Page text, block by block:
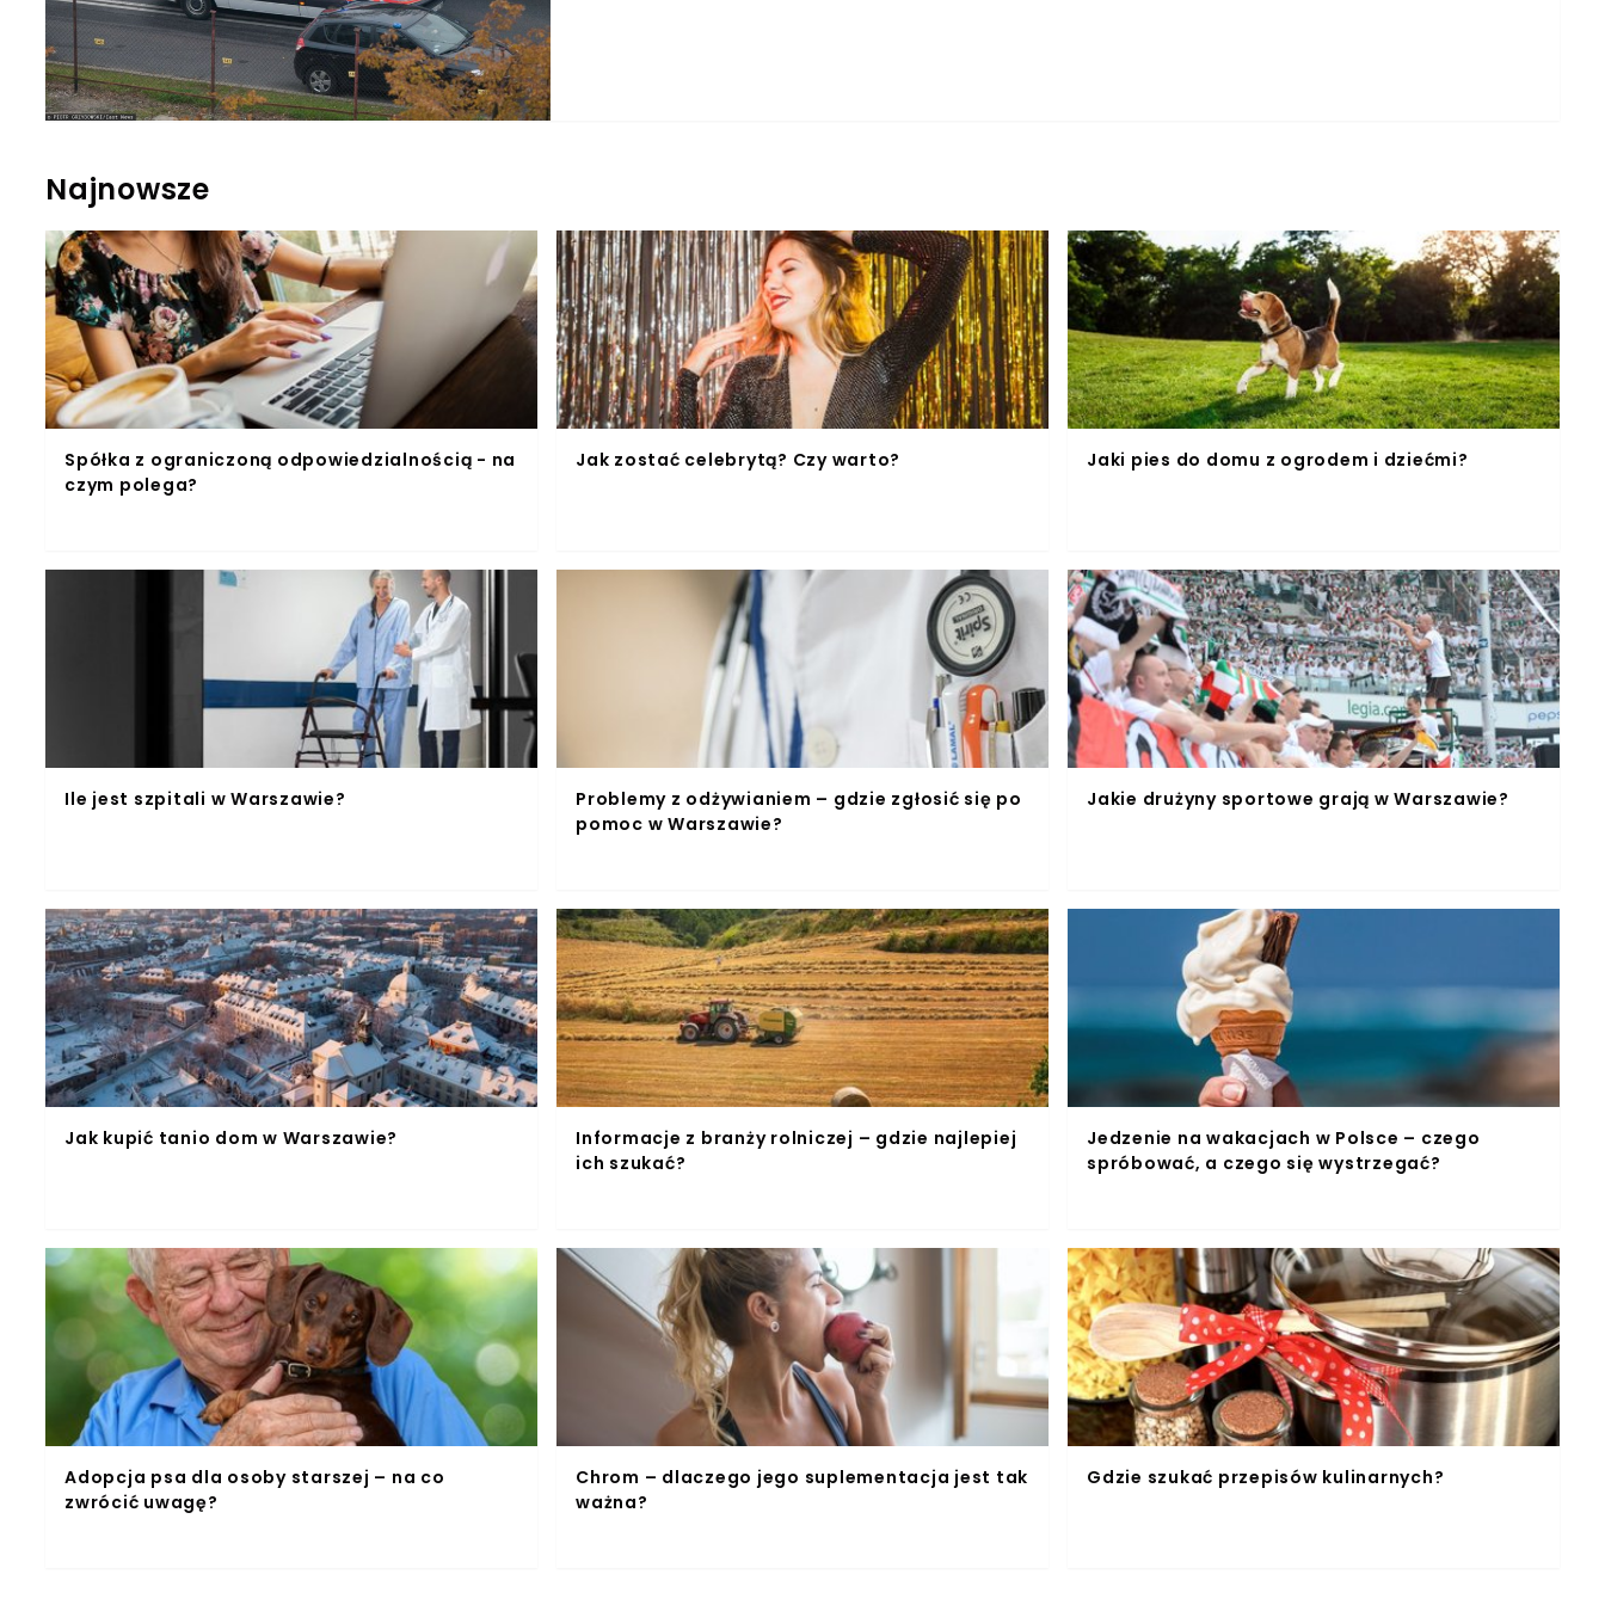
Najnowsze
Spółka z ograniczoną odpowiedzialnością - na
czym polega?
Jak zostać celebrytą? Czy warto? Jaki pies do domu z ogrodem i dziećmi?
Ile jest szpitali w Warszawie?
Problemy z odżywianiem – gdzie zgłosić się po
pomoc w Warszawie?
Jakie drużyny sportowe grają w Warszawie?
Jak kupić tanio dom w Warszawie?
Informacje z branży rolniczej – gdzie najlepiej
ich szukać?
Jedzenie na wakacjach w Polsce – czego
spróbować, a czego się wystrzegać?
Adopcja psa dla osoby starszej – na co
zwrócić uwagę?
Chrom – dlaczego jego suplementacja jest tak
ważna?
Gdzie szukać przepisów kulinarnych?